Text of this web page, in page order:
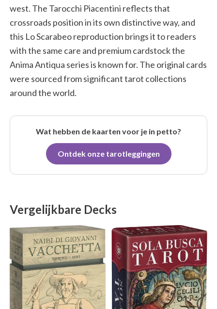
west. The Tarocchi Piacentini reflects that
crossroads position in its own distinctive way, and
this Lo Scarabeo reproduction brings it to readers
with the same care and premium cardstock the
Anima Antiqua series is known for. The original cards
were sourced from significant tarot collections
around the world.
Wat hebben de kaarten voor je in petto?
Ontdek onze tarotleggingen
Vergelijkbare Decks